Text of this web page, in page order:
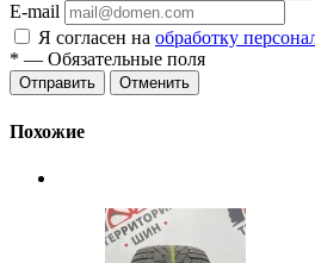
E-mail
Я согласен на обработку
* — Обязательные поля
Отменить
Похожие